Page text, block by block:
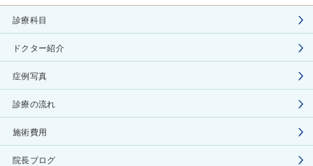
診療科目
ドクター紹介
症例写真
診療の流れ
施術費用
院長ブログ